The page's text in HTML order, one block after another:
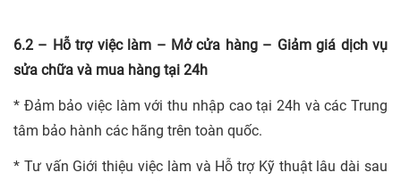
6.2 – Hỗ trợ việc làm – Mở cửa hàng – Giảm giá dịch vụ
sửa chữa và mua hàng tại 24h
* Đảm bảo việc làm với thu nhập cao tại 24h và các Trung
tâm bảo hành các hãng trên toàn quốc.
* Tư vấn Giới thiệu việc làm và Hỗ trợ Kỹ thuật lâu dài sau